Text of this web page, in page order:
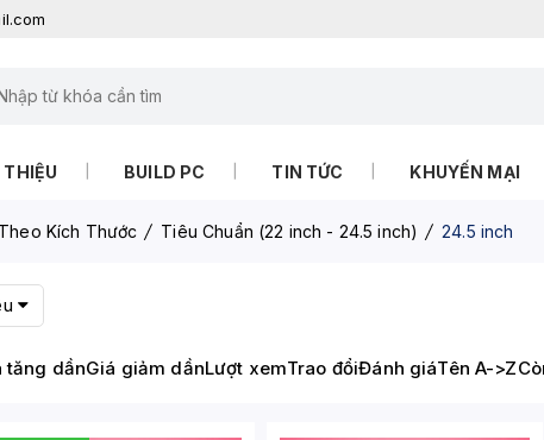
THIỆU BUILD PC TIN TỨC KHUYẾN MẠI
Theo Kích Thước Tiêu Chuẩn (22 inch - 24.5 inch) 24.5 inch
tăng dầnGiá giảm dầnLượt xemTrao đổiĐánh giáTên A->Z